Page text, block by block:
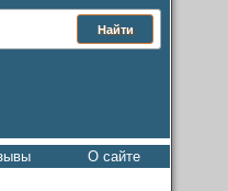
О сайте